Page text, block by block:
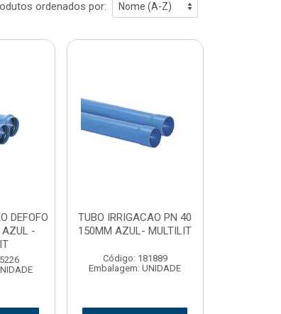
ordenados por:
DEFOFO
-
TUBO IRRIGACAO PN 40
150MM AZUL- MULTILIT
Código: 181889
Embalagem: UNIDADE